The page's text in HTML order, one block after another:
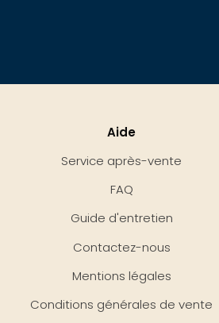
Aide
Service après-vente
FAQ
Guide d'entretien
Contactez-nous
Mentions légales
Conditions générales de vente